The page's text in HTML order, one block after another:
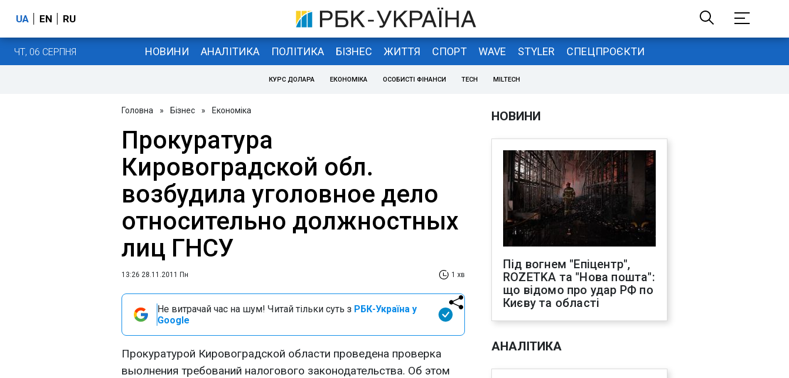
UA EN RU
ЧТ, 06 СЕРПНЯ НОВИНИ АНАЛІТИКА ПОЛІТИКА БІЗНЕС ЖИТТЯ СПОРТ WAVE STYLER СПЕЦПРОЄКТИ
КУРС ДОЛАРА ЕКОНОМІКА ОСОБИСТІ ФІНАНСИ TECH MILTECH
Головна » Бізнес » Економіка
Прокуратура
Кировоградской обл.
возбудила уголовное дело
относительно должностных
лиц ГНСУ
13:26 28.11.2011 Пн 1 хв
Не витрачай час на шум! Читай тільки суть з РБК-Україна у
Google
Прокуратурой Кировоградской области проведена проверка
выолнения требований налогового законодательства. Об этом
НОВИНИ
Під вогнем "Епіцентр",
ROZETKA та "Нова пошта":
що відомо про удар РФ по
Києву та області
АНАЛІТИКА